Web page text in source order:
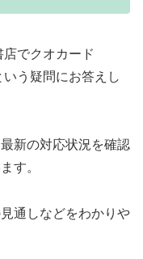
でクオカード
いう疑問にお答えし
新の対応状況を確認
す。
通しなどをわかりや